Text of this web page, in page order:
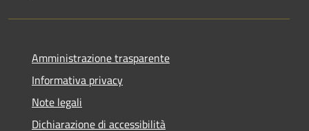
Amministrazione trasparente
Informativa privacy
Note legali
Dichiarazione di accessibilità